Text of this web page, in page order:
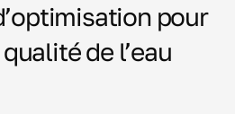
pour
de l’eau